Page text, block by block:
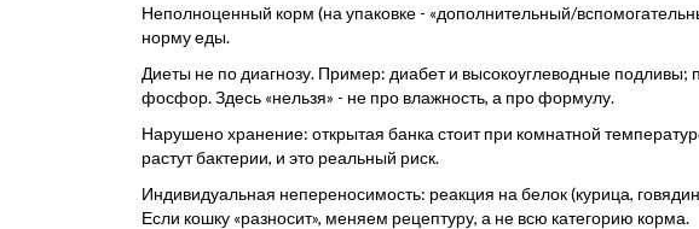
Неполноценный корм (на упаковке - «дополнительный/
норму еды.
Диеты не по диагнозу. Пример: диабет и высокоуглеводные
фосфор. Здесь «нельзя» - не про влажность, а про формулу.
Нарушено хранение: открытая банка стоит при комнатной
растут бактерии, и это реальный риск.
Индивидуальная непереносимость: реакция на белок (курица,
Если кошку «разносит», меняем рецептуру, а не всю категорию корма.